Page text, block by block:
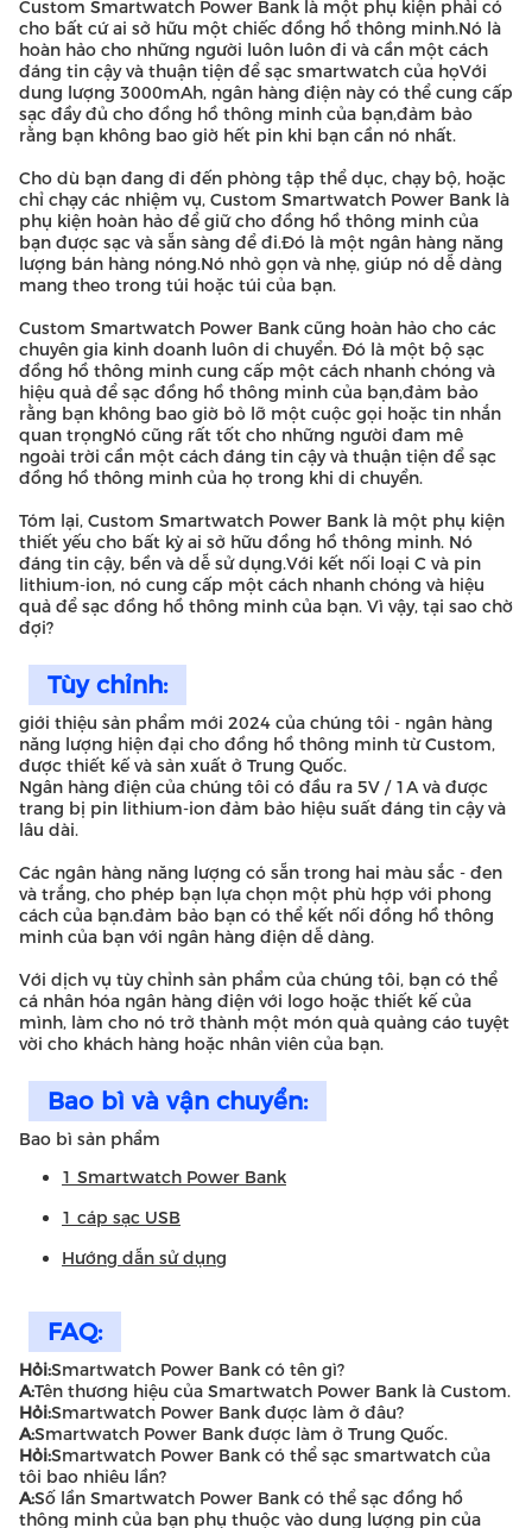
Custom Smartwatch Power Bank là một phụ kiện phải có
cho bất cứ ai sở hữu một chiếc đồng hồ thông minh.Nó là
hoàn hảo cho những người luôn luôn đi và cần một cách
đáng tin cậy và thuận tiện để sạc smartwatch của họVới
dung lượng 3000mAh, ngân hàng điện này có thể cung cấp
sạc đầy đủ cho đồng hồ thông minh của bạn,đảm bảo
rằng bạn không bao giờ hết pin khi bạn cần nó nhất.
Cho dù bạn đang đi đến phòng tập thể dục, chạy bộ, hoặc
chỉ chạy các nhiệm vụ, Custom Smartwatch Power Bank là
phụ kiện hoàn hảo để giữ cho đồng hồ thông minh của
bạn được sạc và sẵn sàng để đi.Đó là một ngân hàng năng
lượng bán hàng nóng.Nó nhỏ gọn và nhẹ, giúp nó dễ dàng
mang theo trong túi hoặc túi của bạn.
Custom Smartwatch Power Bank cũng hoàn hảo cho các
chuyên gia kinh doanh luôn di chuyển. Đó là một bộ sạc
đồng hồ thông minh cung cấp một cách nhanh chóng và
hiệu quả để sạc đồng hồ thông minh của bạn,đảm bảo
rằng bạn không bao giờ bỏ lỡ một cuộc gọi hoặc tin nhắn
quan trọngNó cũng rất tốt cho những người đam mê
ngoài trời cần một cách đáng tin cậy và thuận tiện để sạc
đồng hồ thông minh của họ trong khi di chuyển.
Tóm lại, Custom Smartwatch Power Bank là một phụ kiện
thiết yếu cho bất kỳ ai sở hữu đồng hồ thông minh. Nó
đáng tin cậy, bền và dễ sử dụng.Với kết nối loại C và pin
lithium-ion, nó cung cấp một cách nhanh chóng và hiệu
quả để sạc đồng hồ thông minh của bạn. Vì vậy, tại sao chờ
đợi?
Tùy chỉnh:
giới thiệu sản phẩm mới 2024 của chúng tôi - ngân hàng
năng lượng hiện đại cho đồng hồ thông minh từ Custom,
được thiết kế và sản xuất ở Trung Quốc.
Ngân hàng điện của chúng tôi có đầu ra 5V / 1A và được
trang bị pin lithium-ion đảm bảo hiệu suất đáng tin cậy và
lâu dài.
Các ngân hàng năng lượng có sẵn trong hai màu sắc - đen
và trắng, cho phép bạn lựa chọn một phù hợp với phong
cách của bạn.đảm bảo bạn có thể kết nối đồng hồ thông
minh của bạn với ngân hàng điện dễ dàng.
Với dịch vụ tùy chỉnh sản phẩm của chúng tôi, bạn có thể
cá nhân hóa ngân hàng điện với logo hoặc thiết kế của
mình, làm cho nó trở thành một món quà quảng cáo tuyệt
vời cho khách hàng hoặc nhân viên của bạn.
Bao bì và vận chuyển:
Bao bì sản phẩm
1 Smartwatch Power Bank
1 cáp sạc USB
Hướng dẫn sử dụng
FAQ:
Hỏi:Smartwatch Power Bank có tên gì?
A:Tên thương hiệu của Smartwatch Power Bank là Custom.
Hỏi:Smartwatch Power Bank được làm ở đâu?
A:Smartwatch Power Bank được làm ở Trung Quốc.
Hỏi:Smartwatch Power Bank có thể sạc smartwatch của
tôi bao nhiêu lần?
A:Số lần Smartwatch Power Bank có thể sạc đồng hồ
thông minh của bạn phụ thuộc vào dung lượng pin của